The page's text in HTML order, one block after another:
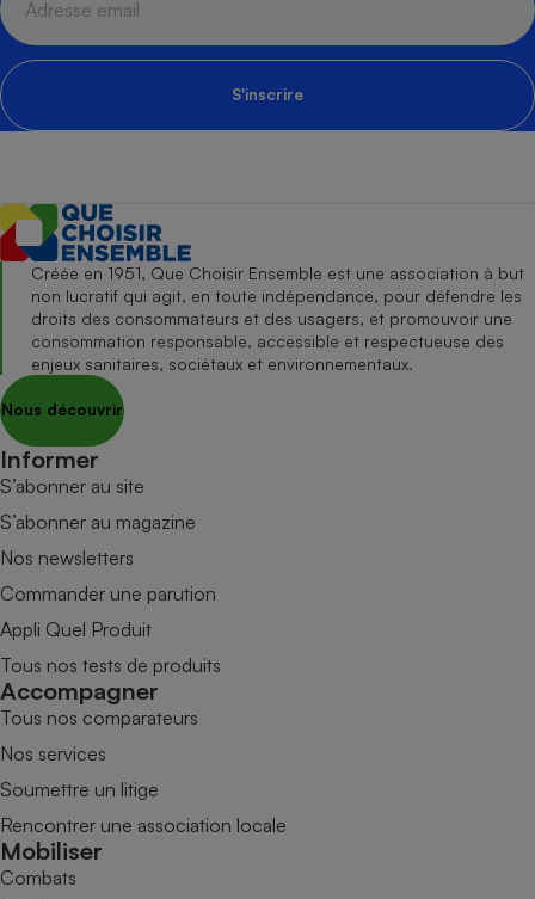
S'inscrire
Créée en 1951, Que Choisir Ensemble est une association à but
non lucratif qui agit, en toute indépendance, pour défendre les
droits des consommateurs et des usagers, et promouvoir une
consommation responsable, accessible et respectueuse des
enjeux sanitaires, sociétaux et environnementaux.
Nous découvrir
Informer
S’abonner au site
S’abonner au magazine
Nos newsletters
Commander une parution
Appli Quel Produit
Tous nos tests de produits
Accompagner
Tous nos comparateurs
Nos services
Soumettre un litige
Rencontrer une association locale
Mobiliser
Combats